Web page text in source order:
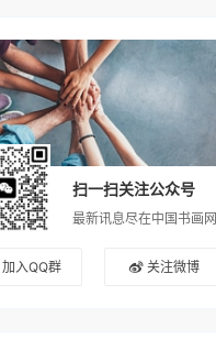
扫一扫关注公众号
最新讯息尽在中国书画网
加入QQ群 关注微博